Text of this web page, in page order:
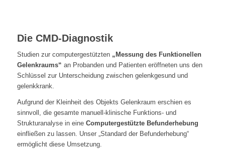
Die CMD-Diagnostik
Studien zur computergestützten „Messung des Funktionellen
Gelenkraums“ an Probanden und Patienten eröffneten uns den
Schlüssel zur Unterscheidung zwischen gelenkgesund und
gelenkkrank.
Aufgrund der Kleinheit des Objekts Gelenkraum erschien es
sinnvoll, die gesamte manuell-klinische Funktions- und
Strukturanalyse in eine Computergestützte Befunderhebung
einfließen zu lassen. Unser „Standard der Befunderhebung“
ermöglicht diese Umsetzung.